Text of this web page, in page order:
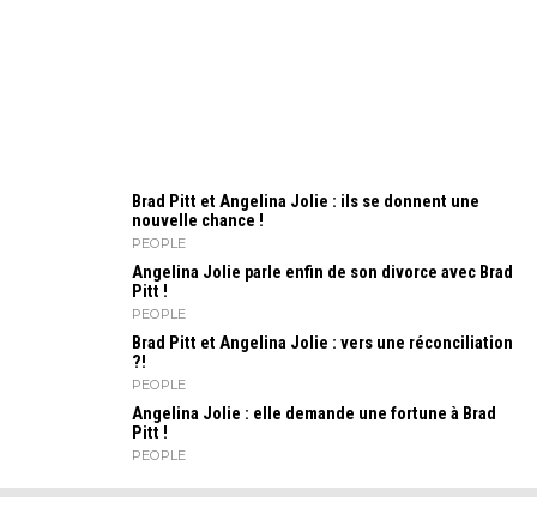
Brad Pitt et Angelina Jolie : ils se donnent une
nouvelle chance !
PEOPLE
Angelina Jolie parle enfin de son divorce avec Brad
Pitt !
PEOPLE
Brad Pitt et Angelina Jolie : vers une réconciliation
?!
PEOPLE
Angelina Jolie : elle demande une fortune à Brad
Pitt !
PEOPLE